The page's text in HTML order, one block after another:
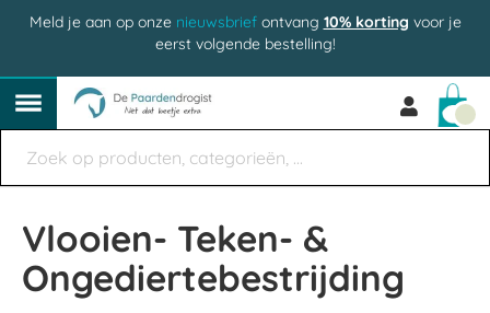
Meld je aan op onze nieuwsbriefontvang 10% korting voor je
eerst volgende bestelling!
Vlooien- Teken- &
Ongediertebestrijding